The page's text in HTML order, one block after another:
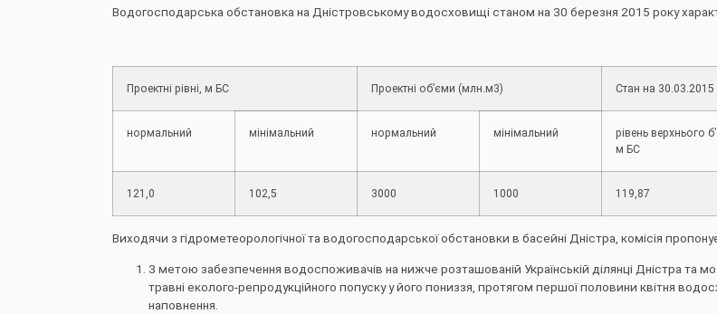
Водогосподарська обстановка на Дністровському водосховищі станом на 30 березня 2015 року
Проектні рівні, м БС Проектні об’єми (млн.м3) Стан на 30.03.2015
нормальний мінімальний нормальний мінімальний
рівень верхнього
м БС
121,0 102,5 3000 1000 119,87
Виходячи з гідрометеорологічної та водогосподарської обстановки в басейні Дністра, комісія
З метою забезпечення водоспоживачів на нижче розташованій Українській ділянці Дністра та
травні еколого-репродукційного попуску у його пониззя, протягом першої половини квітня
наповнення.